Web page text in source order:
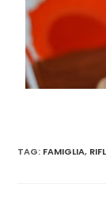
TAG: FAMIGLIA,